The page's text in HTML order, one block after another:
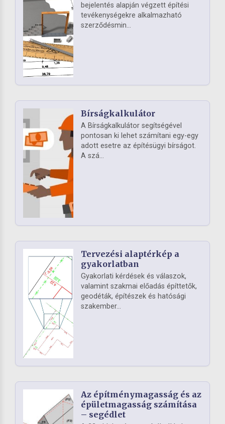
bejelentés alapján végzett építési
tevékenységekre alkalmazható
szerződésmin...
Bírságkalkulátor
A Bírságkalkulátor segítségével
pontosan ki lehet számítani egy-egy
adott esetre az építésügyi bírságot.
A szá...
Tervezési alaptérkép a
gyakorlatban
Gyakorlati kérdések és válaszok,
valamint szakmai előadás építtetők,
geodéták, építészek és hatósági
szakember...
Az építménymagasság és az
épületmagasság számítása
– segédlet